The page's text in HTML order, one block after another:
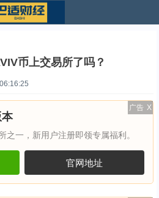
币上交易所了吗？
广告 X
本
之一，新用户注册即领专属福利。
官网地址